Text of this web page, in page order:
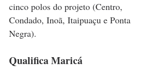
cinco polos do projeto (Centro,
Condado, Inoã, Itaipuaçu e Ponta
Negra).
Qualifica Maricá